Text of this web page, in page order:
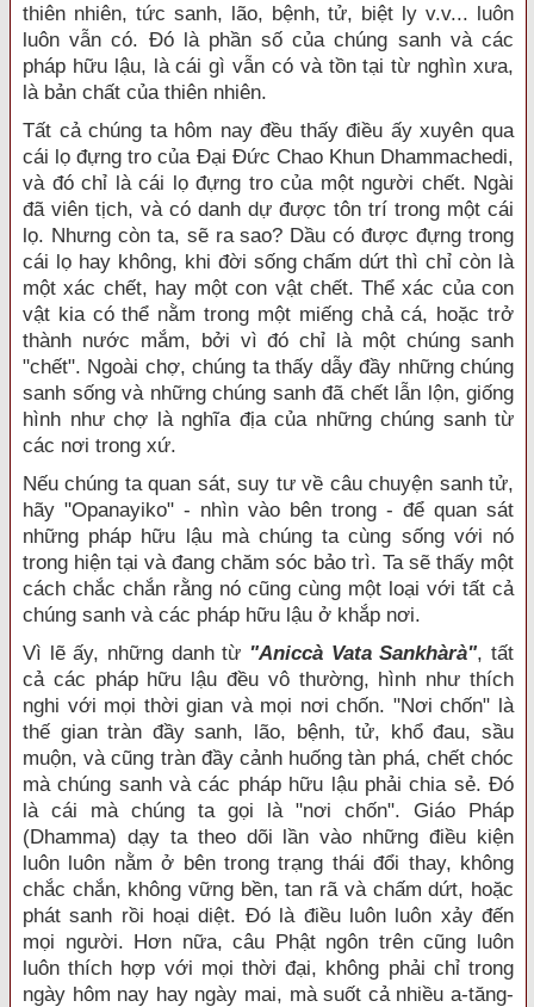
thiên nhiên, tức sanh, lão, bệnh, tử, biệt ly v.v... luôn
luôn vẫn có. Ðó là phần số của chúng sanh và các
pháp hữu lậu, là cái gì vẫn có và tồn tại từ nghìn xưa,
là bản chất của thiên nhiên.
Tất cả chúng ta hôm nay đều thấy điều ấy xuyên qua
cái lọ đựng tro của Ðại Ðức Chao Khun Dhammachedi,
và đó chỉ là cái lọ đựng tro của một người chết. Ngài
đã viên tịch, và có danh dự được tôn trí trong một cái
lọ. Nhưng còn ta, sẽ ra sao? Dầu có được đựng trong
cái lọ hay không, khi đời sống chấm dứt thì chỉ còn là
một xác chết, hay một con vật chết. Thể xác của con
vật kia có thể nằm trong một miếng chả cá, hoặc trở
thành nước mắm, bởi vì đó chỉ là một chúng sanh
"chết". Ngoài chợ, chúng ta thấy dẫy đầy những chúng
sanh sống và những chúng sanh đã chết lẫn lộn, giống
hình như chợ là nghĩa địa của những chúng sanh từ
các nơi trong xứ.
Nếu chúng ta quan sát, suy tư về câu chuyện sanh tử,
hãy "Opanayiko" - nhìn vào bên trong - để quan sát
những pháp hữu lậu mà chúng ta cùng sống với nó
trong hiện tại và đang chăm sóc bảo trì. Ta sẽ thấy một
cách chắc chắn rằng nó cũng cùng một loại với tất cả
chúng sanh và các pháp hữu lậu ở khắp nơi.
Vì lẽ ấy, những danh từ "Aniccà Vata Sankhàrà", tất
cả các pháp hữu lậu đều vô thường, hình như thích
nghi với mọi thời gian và mọi nơi chốn. "Nơi chốn" là
thế gian tràn đầy sanh, lão, bệnh, tử, khổ đau, sầu
muộn, và cũng tràn đầy cảnh huống tàn phá, chết chóc
mà chúng sanh và các pháp hữu lậu phải chia sẻ. Ðó
là cái mà chúng ta gọi là "nơi chốn". Giáo Pháp
(Dhamma) dạy ta theo dõi lần vào những điều kiện
luôn luôn nằm ở bên trong trạng thái đổi thay, không
chắc chắn, không vững bền, tan rã và chấm dứt, hoặc
phát sanh rồi hoại diệt. Ðó là điều luôn luôn xảy đến
mọi người. Hơn nữa, câu Phật ngôn trên cũng luôn
luôn thích hợp với mọi thời đại, không phải chỉ trong
ngày hôm nay hay ngày mai, mà suốt cả nhiều a-tăng-